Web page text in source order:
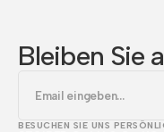
Bleiben Sie
BESUCHEN SIE UNS